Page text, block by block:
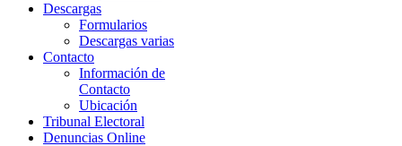
Descargas
Formularios
Descargas varias
Contacto
Información de
Contacto
Ubicación
Tribunal Electoral
Denuncias Online